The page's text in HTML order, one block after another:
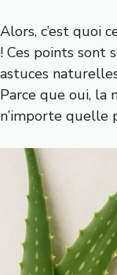
Alors, c’est quoi
! Ces points sont
astuces
Parce que oui, la
n’importe quelle